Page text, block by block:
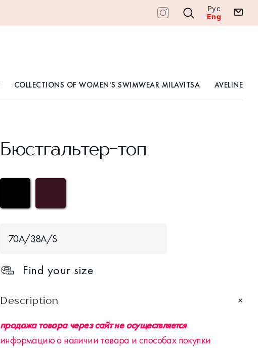
Рус
Eng
COLLECTIONS OF WOMEN'S SWIMWEAR MILAVITSA AVELINE
Бюстгальтер-топ
70A/38A/S
Find your size
Description
продажа товара через сайт не осуществляется
информацию о наличии товара и способах покупки